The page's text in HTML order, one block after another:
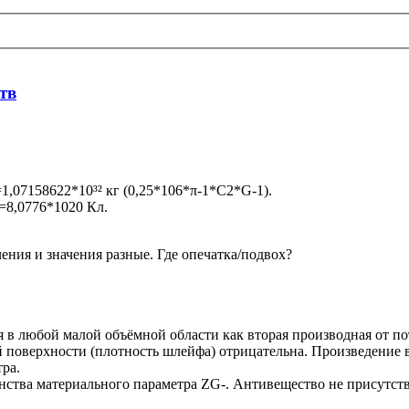
кг (0,25*106*π-1*C2*G-1).
Кл.
и значения разные. Где опечатка/подвох?
в любой малой объёмной области как вторая производная от
(плотность шлейфа) отрицательна.
материального параметра ZG-. Антивещество не